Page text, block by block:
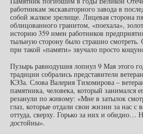
работникам экскаваторного завода в
собой жалкое зрелище. Лицевая сторона
облицованного гранитом, «поехала»,
историю 359 имен работников
тыльную сторону было страшно смотреть.
при такой «памяти» звучало просто
Пузырь равнодушия лопнул 9 Мая этого
традиции собрались представители
КЭЗа. Слова Валерия Тихомирова –
памятника, человека, который занимался
резанули по живому: «Мне в затылок
глаз, которые отдали свои жизни за нас с
оттуда, сверху. Горько за них и обидно…
достойны».